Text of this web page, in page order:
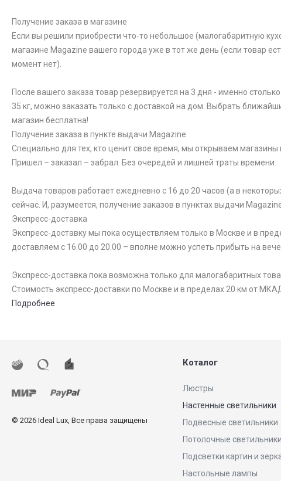
Получение заказа в магазине
Если вы решили приобрести что-то небольшое (малогабаритную
магазине Magazine вашего города уже в тот же день (если товар
момент нет).
После вашего заказа товар резервируется на 3 дня - именно
35 кг, можно заказать только с доставкой на дом. Выбрать
магазин бесплатна!
Получение заказа в пункте выдачи Magazine
Специально для тех, кто ценит свое время, мы открываем
Пришел – заказал – забрал. Без очередей и лишней траты времени.
Выдача товаров работает ежедневно с 16 до 20 часов (а в
сейчас. И, разумеется, получение заказов в пунктах выдачи
Экспресс-доставка
Экспресс-доставку мы пока осуществляем только в Москве и в
доставляем с 16.00 до 20.00 – вполне можно успеть прибыть на
Экспресс-доставка пока возможна только для малогабаритных
Стоимость экспресс-доставки по Москве и в пределах 20 км от
Подробнее
© 2026 Ideal Lux, Все права защищены
Коталог
Люстры
Настенные светильники
Подвесные светильники
Потолочные светильники
Подсветки картин и
Настольные лампы